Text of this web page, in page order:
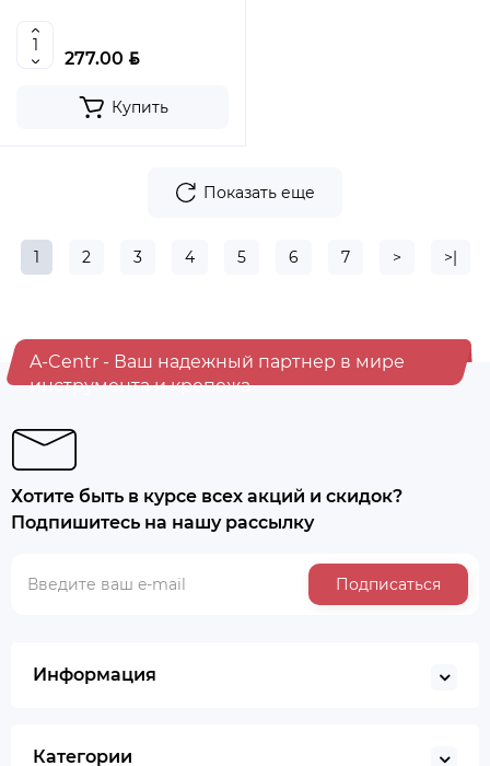
277.00 BYN
Купить
Показать еще
1 2 3 4 5 6 7 > >|
A-Centr - Ваш надежный партнер в мире
инструмента и крепежа
Хотите быть в курсе всех акций и скидок?
Подпишитесь на нашу рассылку
Подписаться
Информация
Категории